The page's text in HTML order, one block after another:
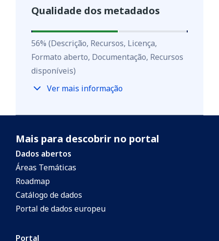
Qualidade dos metadados
56%
56% (Descrição, Recursos, Licença,
Formato aberto, Documentação, Recursos
disponíveis)
Ver mais informação
Mais para descobrir no portal
Dados abertos
Áreas Temáticas
Roadmap
Catálogo de dados
Portal de dados europeu
Portal